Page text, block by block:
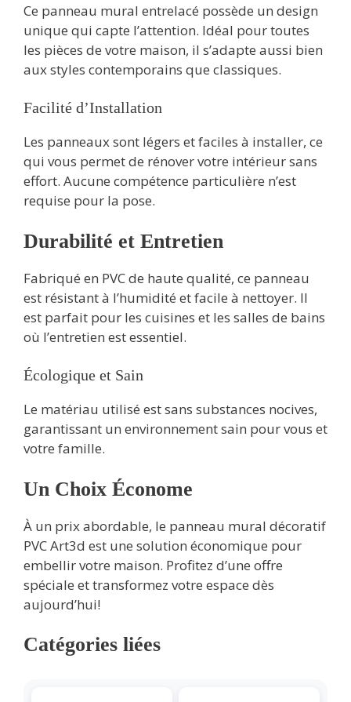
Ce panneau mural entrelacé possède un design
unique qui capte l’attention. Idéal pour toutes
les pièces de votre maison, il s’adapte aussi bien
aux styles contemporains que classiques.
Facilité d’Installation
Les panneaux sont légers et faciles à installer, ce
qui vous permet de rénover votre intérieur sans
effort. Aucune compétence particulière n’est
requise pour la pose.
Durabilité et Entretien
Fabriqué en PVC de haute qualité, ce panneau
est résistant à l’humidité et facile à nettoyer. Il
est parfait pour les cuisines et les salles de bains
où l’entretien est essentiel.
Écologique et Sain
Le matériau utilisé est sans substances nocives,
garantissant un environnement sain pour vous et
votre famille.
Un Choix Économe
À un prix abordable, le panneau mural décoratif
PVC Art3d est une solution économique pour
embellir votre maison. Profitez d’une offre
spéciale et transformez votre espace dès
aujourd’hui!
Catégories liées